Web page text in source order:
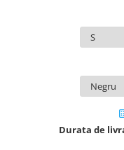
Masini si tractorase
Durata de